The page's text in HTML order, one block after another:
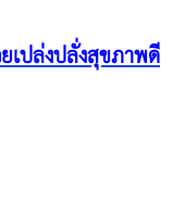
เปล่งปลั่งสุขภาพดี